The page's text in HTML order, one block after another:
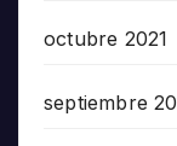
octubre 2021
septiembre